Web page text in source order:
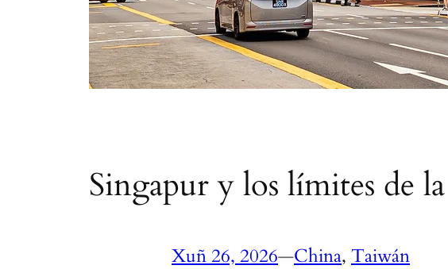
Singapur y los límites de
Xuñ 26, 2026—China, Taiwán